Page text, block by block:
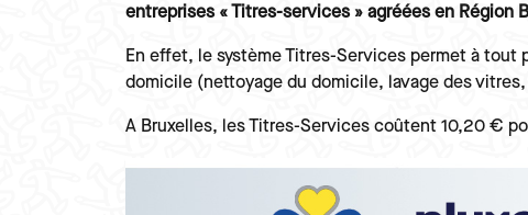
entreprises « Titres-services » agréées en Région
En effet, le système Titres-Services permet à tout
domicile (nettoyage du domicile, lavage des
A Bruxelles, les Titres-Services coûtent 10,20 €
Image
Image